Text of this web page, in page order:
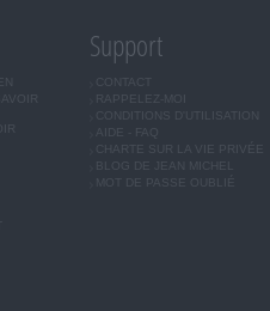
Support
CONTACT
RAPPELEZ-MOI
CONDITIONS D'UTILISATION
AIDE - FAQ
CHARTE SUR LA VIE PRIVÉE
BLOG DE JEAN MICHEL
MOT DE PASSE OUBLIÉ